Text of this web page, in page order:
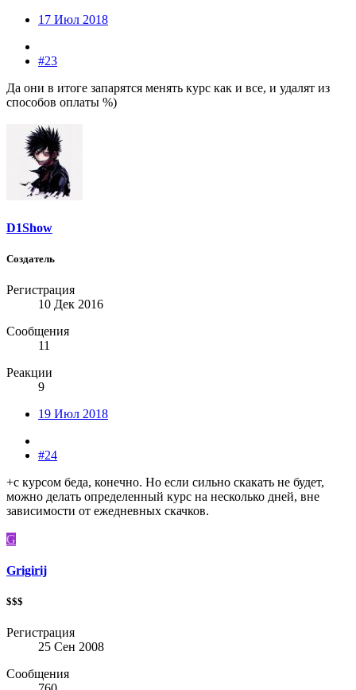
17 Июл 2018
#23
Да они в итоге запарятся менять курс как и все, и удалят из
способов оплаты %)
D1Show
Создатель
Регистрация
10 Дек 2016
Сообщения
11
Реакции
9
19 Июл 2018
#24
+с курсом беда, конечно. Но если сильно скакать не будет,
можно делать определенный курс на несколько дней, вне
зависимости от ежедневных скачков.
G
Grigirij
$$$
Регистрация
25 Сен 2008
Сообщения